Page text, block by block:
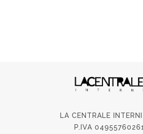
LA CENTRALE
P.IVA